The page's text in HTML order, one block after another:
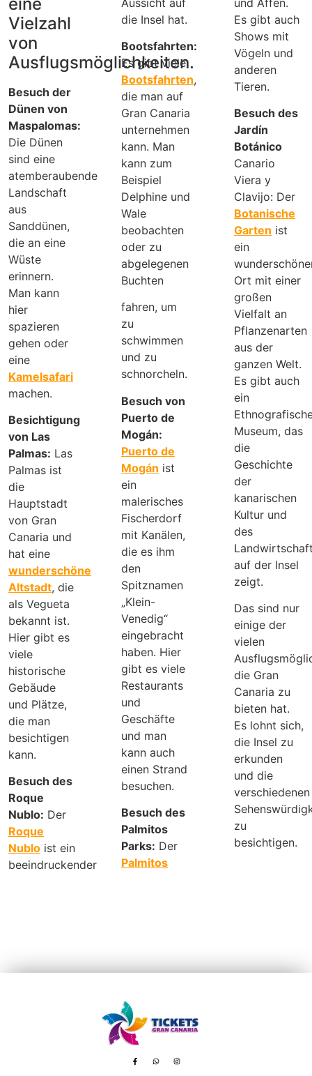
Vielzahl
von
Ausflugsmöglichkeiten.
Besuch der
Dünen von
Maspalomas:
Die Dünen
sind eine
atemberaubende
Landschaft
aus
Sanddünen,
die an eine
Wüste
erinnern.
Man kann
hier
spazieren
gehen oder
eine
Kamelsafari
machen.
Besichtigung
von Las
Palmas: Las
Palmas ist
die
Hauptstadt
von Gran
Canaria und
hat eine
wunderschöne
Altstadt, die
als Vegueta
bekannt ist.
Hier gibt es
viele
historische
Gebäude
und Plätze,
die man
besichtigen
kann.
Besuch des
Roque
Nublo: Der
Roque
Nublo ist ein
beeindruckender
die Insel hat.
Bootsfahrten:
Es gibt viele
Bootsfahrten,
die man auf
Gran Canaria
unternehmen
kann. Man
kann zum
Beispiel
Delphine und
Wale
beobachten
oder zu
abgelegenen
Buchten
fahren, um
zu
schwimmen
und zu
schnorcheln.
Besuch von
Puerto de
Mogán:
Puerto de
Mogán ist
ein
malerisches
Fischerdorf
mit Kanälen,
die es ihm
den
Spitznamen
„Klein-
Venedig“
eingebracht
haben. Hier
gibt es viele
Restaurants
und
Geschäfte
und man
kann auch
einen Strand
besuchen.
Besuch des
Palmitos
Parks: Der
Palmitos
Es gibt auch
Shows mit
Vögeln und
anderen
Tieren.
Besuch des
Jardín
Botánico
Canario
Viera y
Clavijo: Der
Botanische
Garten ist
ein
Ort mit einer
großen
Vielfalt an
Pflanzenarten
aus der
ganzen Welt.
Es gibt auch
ein
Museum, das
die
Geschichte
der
kanarischen
Kultur und
des
auf der Insel
zeigt.
Das sind nur
einige der
vielen
die Gran
Canaria zu
bieten hat.
Es lohnt sich,
die Insel zu
erkunden
und die
verschiedenen
zu
besichtigen.